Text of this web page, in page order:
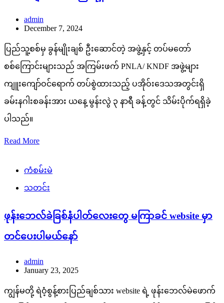
admin
December 7, 2024
ပြည်သူ့စစ်မှ ခွန်မျိုးချစ် ဦးဆောင်တဲ့ အဖွဲ့နှင့် တပ်မတော်
စစ်ကြောင်းများသည် အကြမ်းဖက် PNLA/ KNDF အဖွဲ့များ
ကျူးကျော်ဝင်ရောက် တပ်စွဲထားသည့် ပအိုဝ်းဒေသအတွင်းရှိ
ခမ်းနဂါးစခန်းအား ယနေ့ မွန်းလွဲ ၃ နာရီ ခန့်တွင် သိမ်းပိုက်ရရှိခဲ့
ပါသည်။
Read More
ကံစမ်းမဲ
သတင်း
ဖုန်းဘေလ်ခဲခြစ်နံပါတ်လေးတွေ မကြာခင် website မှာ
တင်ပေးပါမယ်နော်
admin
January 23, 2025
ကျွန်မတို့ ရဲဝံ့စွန့်စားပြည်ချစ်သား website ရဲ့ ဖုန်းဘေလ်မဲဖောက်